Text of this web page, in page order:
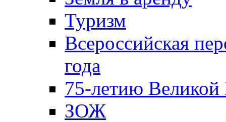
Туризм
Всероссийская
года
75-летию
ЗОЖ